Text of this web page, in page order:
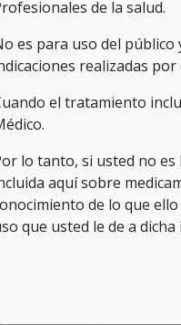
de la salud.
es para uso del
realizadas
el tratamiento
lo tanto, si usted no
aquí sobre
de lo que
que usted le de a